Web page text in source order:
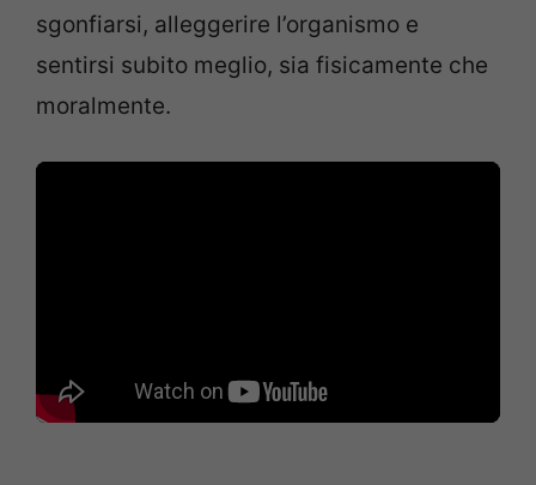
sgonfiarsi, alleggerire l’organismo e
sentirsi subito meglio, sia fisicamente che
moralmente.